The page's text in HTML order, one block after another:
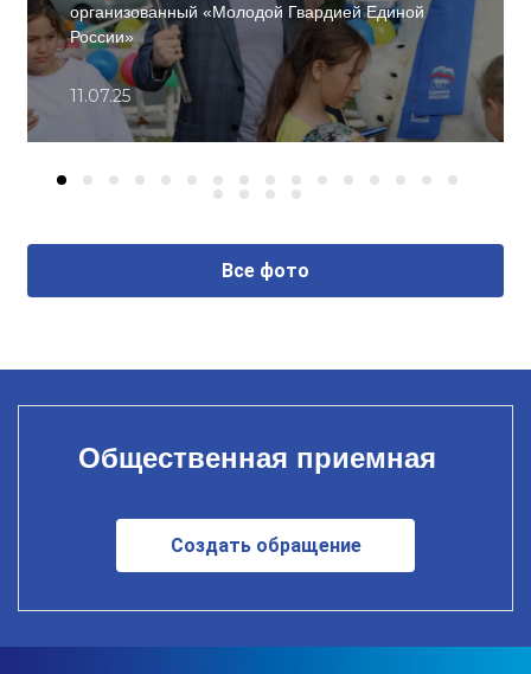
организованный «Молодой Гвардией Единой
России»
11.07.25
Все фото
Общественная приемная
Создать обращение